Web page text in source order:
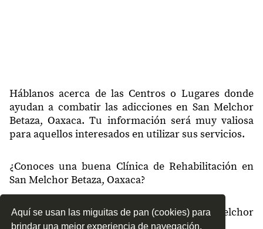
Aquí se usan las miguitas de pan (cookies) para
brindar una mejor experiencia de navegación.
Háblanos acerca de las Centros o Lugares donde
ayudan a combatir las adicciones en San Melchor
Betaza, Oaxaca. Tu información será muy valiosa
para aquellos interesados en utilizar sus servicios.
¿Conoces una buena Clínica de Rehabilitación en
San Melchor Betaza, Oaxaca?
¿Qué tipo de tratamientos conoces en San Melchor
Betaza, Oaxaca?